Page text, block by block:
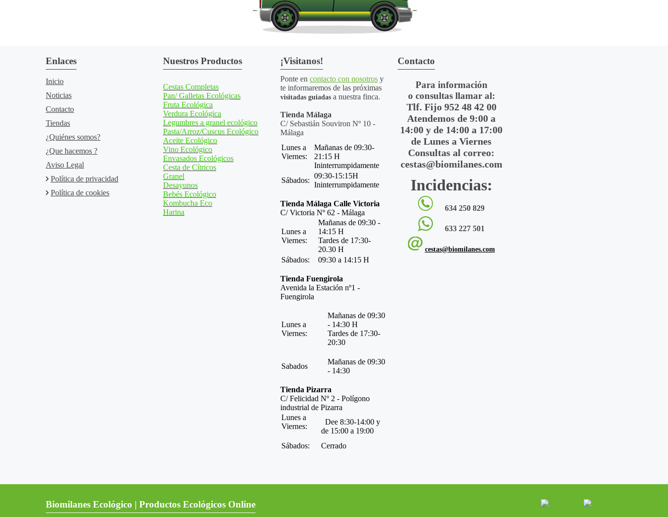
Enlaces
Inicio
Noticias
Contacto
Tiendas
¿Quiénes somos?
¿Que hacemos ?
Aviso Legal
Política de privacidad
Política de cookies
Nuestros Productos
Cestas Completas
Pan/ Galletas Ecológicas
Fruta Ecológica
Verdura Ecológica
Legumbres a granel ecológico
Pasta/Arroz/Cuscus Ecológico
Aceite Ecológico
Vino Ecológico
Envasados Ecológicos
Cesta de Cítricos
Granel
Desayunos
Bebés Ecológico
Kombucha Eco
Harina
¡Visitanos!
Ponte en contacto con nosotros y
te informaremos de las próximas
visitadas guiadas a nuestra finca.
Tienda Málaga
C/ Sebastián Souviron Nº 10 -
Málaga
Lunes a
Viernes:
Mañanas de 09:30-
21:15 H
Ininterrumpidamente
Sábados:
09:30-15:15H
Ininterrumpidamente
Tienda Málaga Calle Victoria
C/ Victoria Nº 62 - Málaga
Lunes a
Viernes:
Mañanas de 09:30 -
14:15 H
Tardes de 17:30-
20.30 H
Sábados:
09:30 a 14:15 H
Tienda Fuengirola
Avenida la Estación nº1 -
Fuengirola
Lunes a
Viernes:
Mañanas de 09:30
- 14:30 H
Tardes de 17:30-
20:30
Sabados
Mañanas de 09:30
- 14:30
Tienda Pizarra
C/ Felicidad Nº 2 - Polígono
industrial de Pizarra
Lunes a
Viernes:
Dee 8:30-14:00 y
de 15:00 a 19:00
Sábados:
Cerrado
Contacto
Para información
o consultas llamar al:
Tlf. Fijo 952 48 42 00
Atendemos de 9:00 a
14:00 y de 14:00 a 17:00
de Lunes a Viernes
Consultas al correo:
cestas@biomilanes.com
Incidencias:
634 250 829
633 227 501
cestas@biomilanes.com
Biomilanes Ecológico | Productos Ecológicos Online